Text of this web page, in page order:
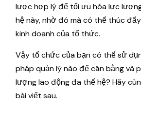
lược hợp lý để tối ưu hóa lực
hệ này, nhờ đó mà có thể thúc
kinh doanh của tổ thức.
Vậy tổ chức của bạn có thể sử
pháp quản lý nào để cân bằng và
lượng lao động đa thế hệ? Hãy
bài viết sau.